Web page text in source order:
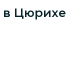
в Цюрихе